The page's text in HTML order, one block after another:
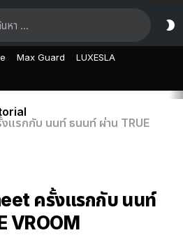
Max Guard LUXESLA
แรกกับ นนท์ ธนนท์ ผ่าน TRUE
ครั้งแรกกับ นนท์
VROOM